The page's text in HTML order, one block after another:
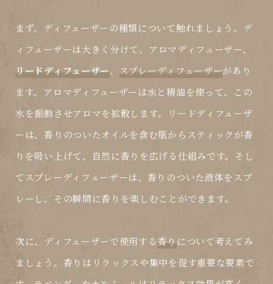
まず、ディフューザーの種類について触れましょう。デ
ィフューザーは大きく分けて、
アロマディフューザー、
リードディフューザー、 スプレーディフューザーがあり
ます。アロマディフューザーは水と精油を使って、この
水を振動させアロマを拡散します。リードディフューザ
ーは、香りのついたオイルを含む瓶からスティックが香
りを吸い上げて、自然に香りを広げる仕組みです。そし
てスプレーディフューザーは、香りのついた液体をスプ
レーし、その瞬間に香りを楽しむことができます。
次に、ディフューザーで使用する香り について考えてみ
ましょう。香りはリラックスや集中を促す重要な要素で